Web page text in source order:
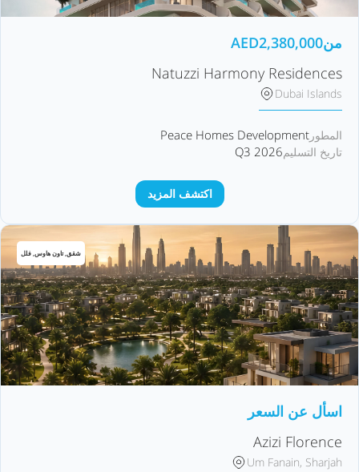
من AED2,380,000
Natuzzi Harmony Residences
Dubai Islands
المطور Peace Homes Development
تاريخ التسليمQ3 2026
اكتشف المزيد
شقق, تاون هاوس, فلل
اسأل عن السعر
Azizi Florence
Um Fanain, Sharjah